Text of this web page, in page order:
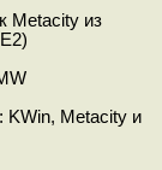
Metacity из
KWin, Metacity и